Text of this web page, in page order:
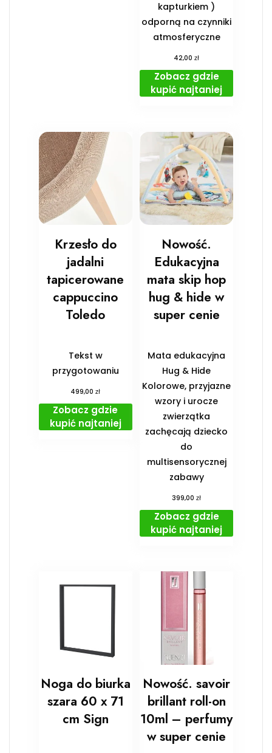
kapturkiem )
odporną na czynniki
atmosferyczne
42,00zł
Zobacz gdzie
kupić najtaniej
Krzesło do
jadalni
tapicerowane
cappuccino
Toledo
Tekst w
przygotowaniu
499,00zł
Zobacz gdzie
kupić najtaniej
Nowość.
Edukacyjna
mata skip hop
hug & hide w
super cenie
Mata edukacyjna
Hug & Hide
Kolorowe, przyjazne
wzory i urocze
zwierzątka
zachęcają dziecko
do
multisensorycznej
zabawy
399,00zł
Zobacz gdzie
kupić najtaniej
Noga do biurka
szara 60 x 71
cm Sign
Nowość. savoir
brillant roll-on
10ml – perfumy
w super cenie